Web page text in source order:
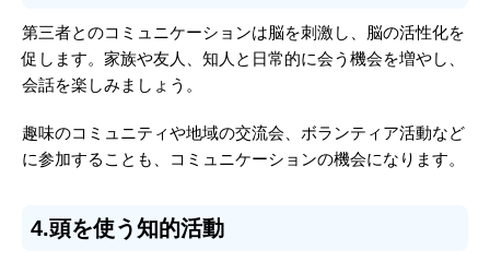
第三者とのコミュニケーションは脳を刺激し、脳の活性化を
促します。家族や友人、知人と日常的に会う機会を増やし、
会話を楽しみましょう。
趣味のコミュニティや地域の交流会、ボランティア活動など
に参加することも、コミュニケーションの機会になります。
4.頭を使う知的活動